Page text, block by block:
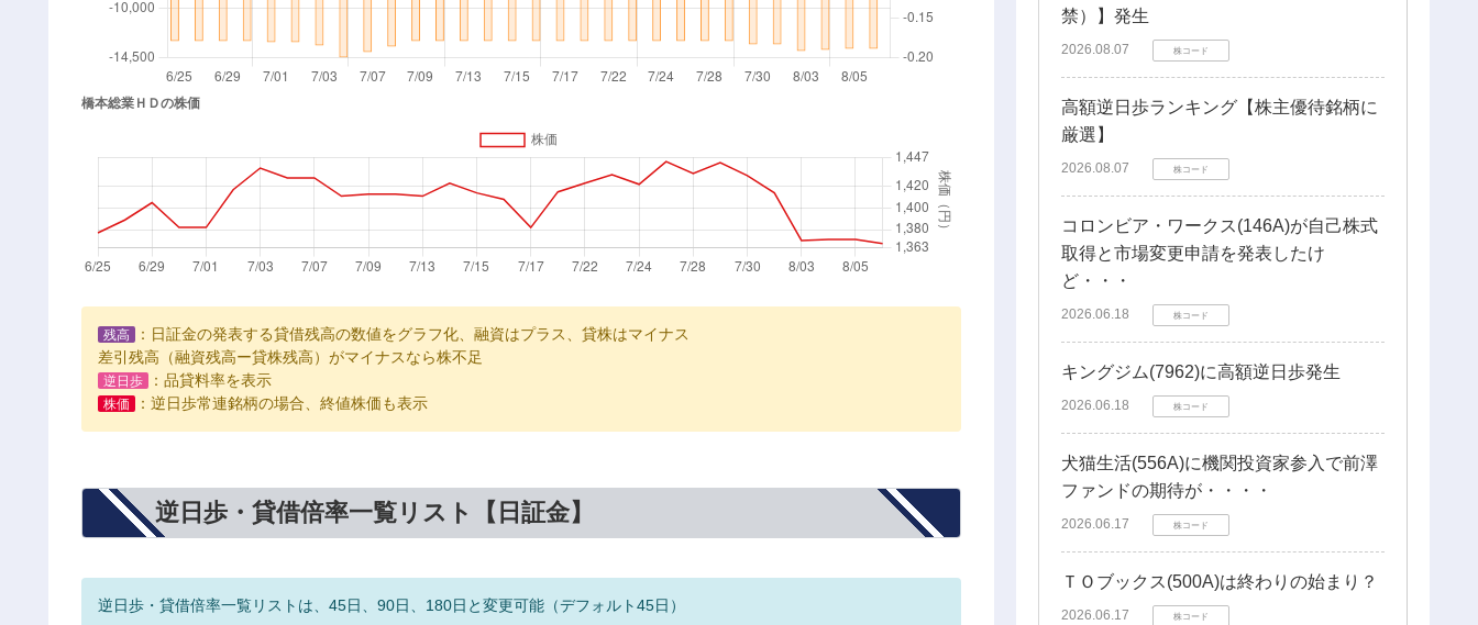
残高
：日証金の発表する貸借残高の数値をグラフ化、融資はプラス、貸株はマイナス
差引残高（融資残高ー貸株残高）がマイナスなら株不足
逆日歩 ：品貸料率を表示
株価 ：逆日歩常連銘柄の場合、終値株価も表示
逆日歩・貸借倍率一覧リスト【日証金】
逆日歩・貸借倍率一覧リストは、45日、90日、180日と変更可能（デフォルト45日）
禁）】発生
2026.08.07 株コード
高額逆日歩ランキング【株主優待銘柄に
厳選】
2026.08.07 株コード
コロンビア・ワークス(146A)が自己株式
取得と市場変更申請を発表したけ
ど・・・
2026.06.18 株コード
キングジム(7962)に高額逆日歩発生
2026.06.18 株コード
犬猫生活(556A)に機関投資家参入で前澤
ファンドの期待が・・・・
2026.06.17 株コード
ＴＯブックス(500A)は終わりの始まり？
2026.06.17 株コード